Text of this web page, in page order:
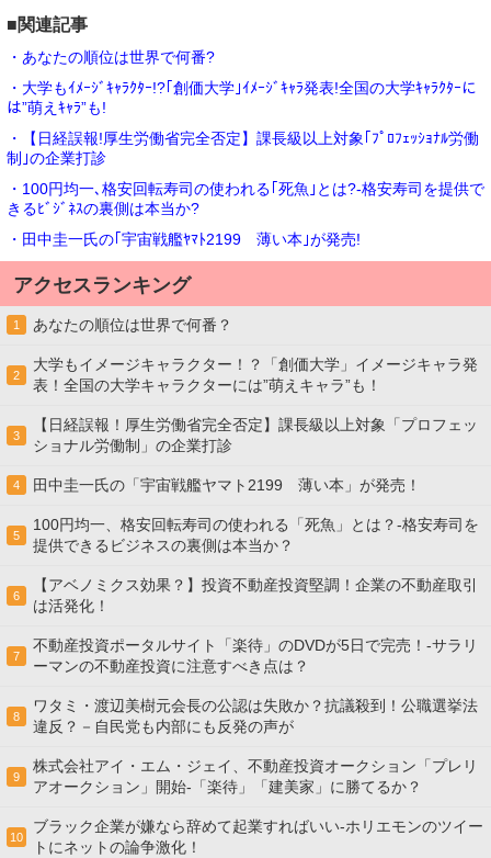
■関連記事
・あなたの順位は世界で何番?
・大学もｲﾒｰｼﾞｷｬﾗｸﾀｰ!?｢創価大学｣ｲﾒｰｼﾞｷｬﾗ発表!全国の大学ｷｬﾗｸﾀｰに
は”萌えｷｬﾗ”も!
・【日経誤報!厚生労働省完全否定】課長級以上対象｢ﾌﾟﾛﾌｪｯｼｮﾅﾙ労働
制｣の企業打診
・100円均一､格安回転寿司の使われる｢死魚｣とは?-格安寿司を提供で
きるﾋﾞｼﾞﾈｽの裏側は本当か?
・田中圭一氏の｢宇宙戦艦ﾔﾏﾄ2199 薄い本｣が発売!
アクセスランキング
1 あなたの順位は世界で何番？
2
大学もイメージキャラクター！？「創価大学」イメージキャラ発
表！全国の大学キャラクターには”萌えキャラ”も！
3
【日経誤報！厚生労働省完全否定】課長級以上対象「プロフェッ
ショナル労働制」の企業打診
4 田中圭一氏の「宇宙戦艦ヤマト2199 薄い本」が発売！
5
100円均一、格安回転寿司の使われる「死魚」とは？-格安寿司を
提供できるビジネスの裏側は本当か？
6
【アベノミクス効果？】投資不動産投資堅調！企業の不動産取引
は活発化！
7
不動産投資ポータルサイト「楽待」のDVDが5日で完売！-サラリ
ーマンの不動産投資に注意すべき点は？
8
ワタミ・渡辺美樹元会長の公認は失敗か？抗議殺到！公職選挙法
違反？－自民党も内部にも反発の声が
9
株式会社アイ・エム・ジェイ、不動産投資オークション「プレリ
アオークション」開始-「楽待」「建美家」に勝てるか？
10
ブラック企業が嫌なら辞めて起業すればいい-ホリエモンのツイー
トにネットの論争激化！